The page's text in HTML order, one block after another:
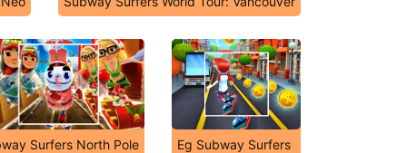
Surfers North Pole Eg Subway Surfers